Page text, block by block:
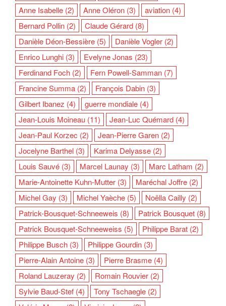
Anne Isabelle (2) Anne Oléron (3) aviation (4)
Bernard Pollin (2) Claude Gérard (8)
Danièle Déon-Bessière (5) Danièle Vogler (2)
Enrico Lunghi (3) Evelyne Jonas (23)
Ferdinand Foch (2) Fern Powell-Samman (7)
Francine Summa (2) François Dabin (3)
Gilbert Ibanez (4) guerre mondiale (4)
Jean-Louis Moineau (11) Jean-Luc Quémard (4)
Jean-Paul Korzec (2) Jean-Pierre Garen (2)
Jocelyne Barthel (3) Karima Delyasse (2)
Louis Sauvé (3) Marcel Launay (3) Marc Latham (2)
Marie-Antoinette Kuhn-Mutter (3) Maréchal Joffre (2)
Michel Gay (3) Michel Yaèche (5) Noëlla Cailly (2)
Patrick-Bousquet-Schneeweis (8) Patrick Bousquet (8)
Patrick Bousquet-Schneeweiss (5) Philippe Barat (2)
Philippe Busch (3) Philippe Gourdin (3)
Pierre-Alain Antoine (3) Pierre Brasme (4)
Roland Lauzeray (2) Romain Rouvier (2)
Sylvie Baud-Stef (4) Tony Tschaegle (2)